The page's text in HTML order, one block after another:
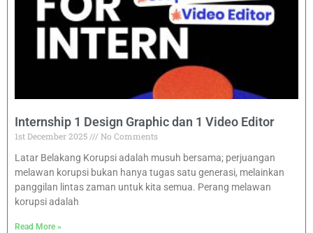
Internship 1 Design Graphic dan 1 Video Editor
1st December 2025
No Comments
Latar Belakang Korupsi adalah musuh bersama; perjuangan
melawan korupsi bukan hanya tugas satu generasi, melainkan
panggilan lintas zaman untuk kita semua. Perang melawan
korupsi adalah
Read More »